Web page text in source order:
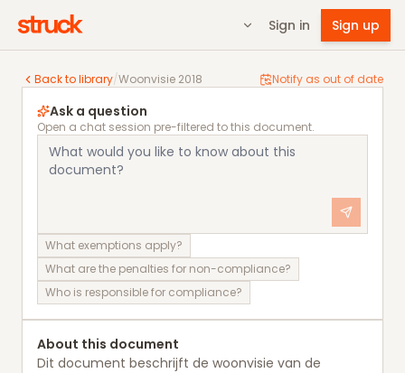
Sign in Sign up
Back to library/Woonvisie 2018 Notify as out of date
Woonvisie 2018
Ask a question
Open a chat session pre-filtered to this document.
What exemptions apply?
What are the penalties for non-compliance?
Who is responsible for compliance?
About this document
Dit document beschrijft de woonvisie van de